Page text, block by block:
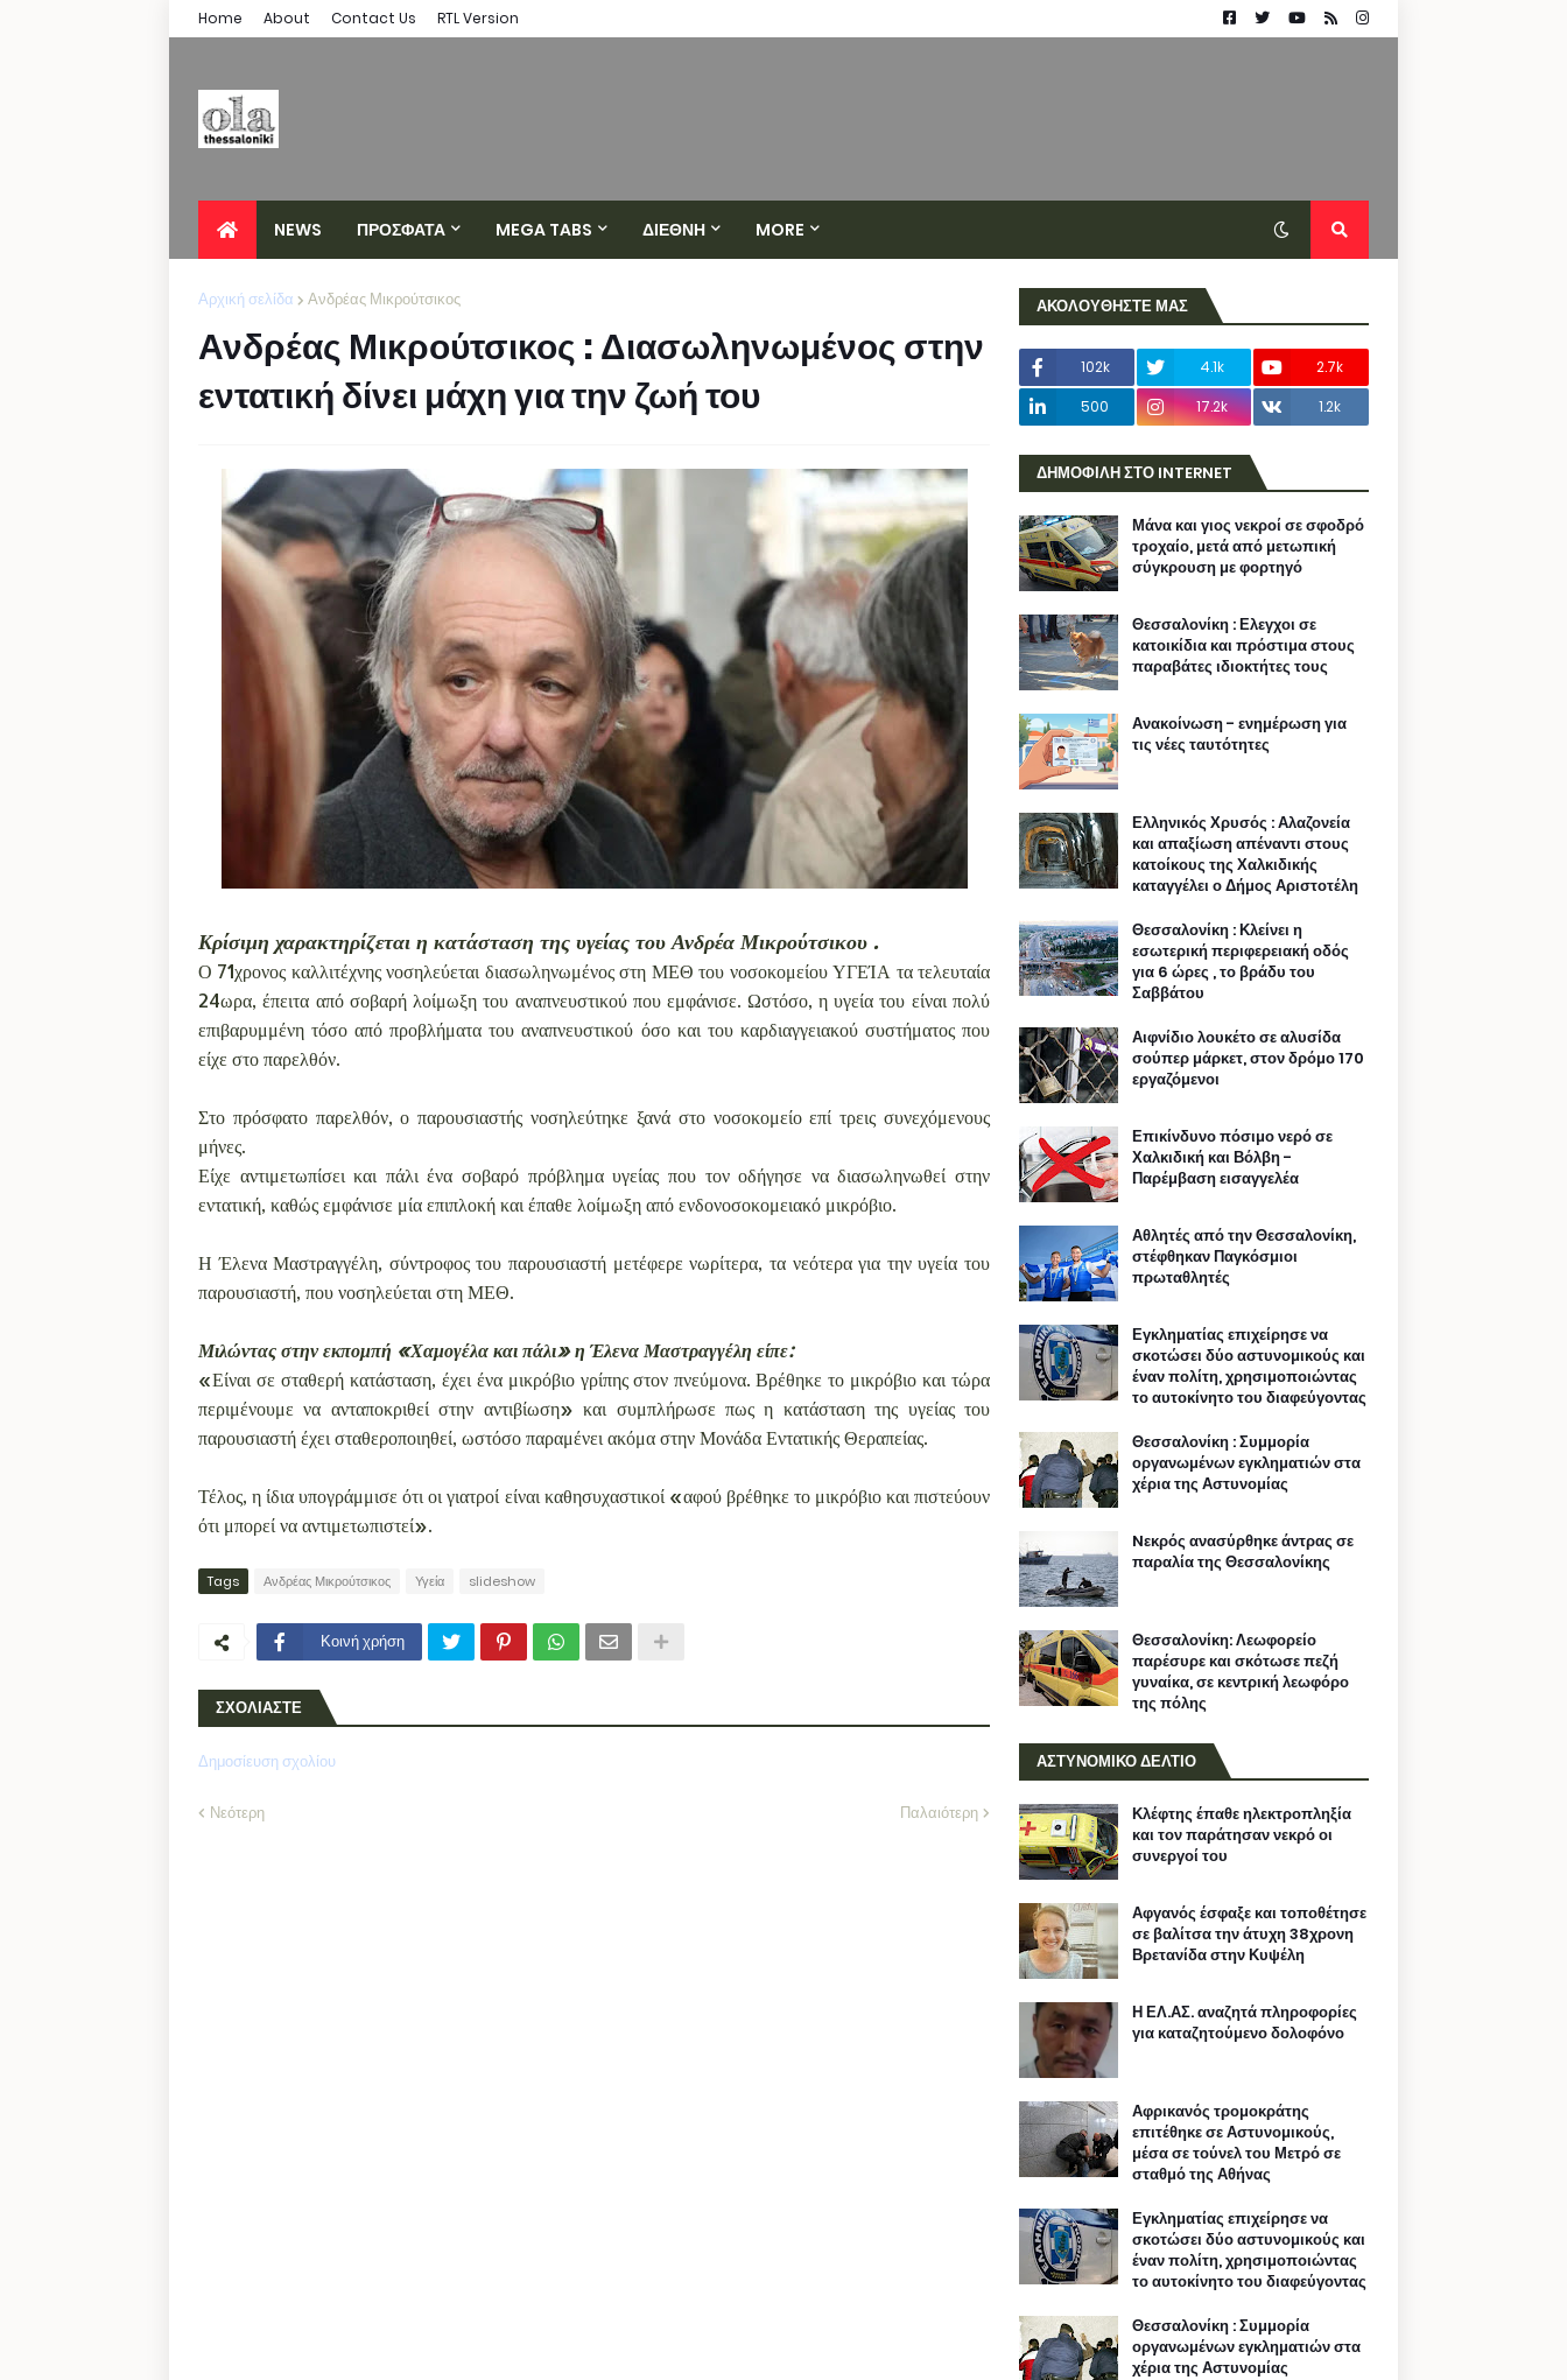
Home About Contact Us RTL Version
NEWS ΠΡΟΣΦΑΤΑ MEGA TABS ΔΙΕΘΝΗ MORE
Αρχική σελίδα Ανδρέας Μικρούτσικος
Ανδρέας Μικρούτσικος : Διασωληνωμένος στην
εντατική δίνει μάχη για την ζωή του
Κρίσιμη χαρακτηρίζεται η κατάσταση της υγείας του Ανδρέα Μικρούτσικου .
Ο 71χρονος καλλιτέχνης νοσηλεύεται διασωληνωμένος στη ΜΕΘ του νοσοκομείου ΥΓΕΊΑ τα τελευταία
24ωρα, έπειτα από σοβαρή λοίμωξη του αναπνευστικού που εμφάνισε. Ωστόσο, η υγεία του είναι πολύ
επιβαρυμμένη τόσο από προβλήματα του αναπνευστικού όσο και του καρδιαγγειακού συστήματος που
είχε στο παρελθόν.
Στο πρόσφατο παρελθόν, ο παρουσιαστής νοσηλεύτηκε ξανά στο νοσοκομείο επί τρεις συνεχόμενους
μήνες.
Είχε αντιμετωπίσει και πάλι ένα σοβαρό πρόβλημα υγείας που τον οδήγησε να διασωληνωθεί στην
εντατική, καθώς εμφάνισε μία επιπλοκή και έπαθε λοίμωξη από ενδονοσοκομειακό μικρόβιο.
Η Έλενα Μαστραγγέλη, σύντροφος του παρουσιαστή μετέφερε νωρίτερα, τα νεότερα για την υγεία του
παρουσιαστή, που νοσηλεύεται στη ΜΕΘ.
Μιλώντας στην εκπομπή «Χαμογέλα και πάλι» η Έλενα Μαστραγγέλη είπε:
«Είναι σε σταθερή κατάσταση, έχει ένα μικρόβιο γρίπης στον πνεύμονα. Βρέθηκε το μικρόβιο και τώρα
περιμένουμε να ανταποκριθεί στην αντιβίωση» και συμπλήρωσε πως η κατάσταση της υγείας του
παρουσιαστή έχει σταθεροποιηθεί, ωστόσο παραμένει ακόμα στην Μονάδα Εντατικής Θεραπείας.
Τέλος, η ίδια υπογράμμισε ότι οι γιατροί είναι καθησυχαστικοί «αφού βρέθηκε το μικρόβιο και πιστεύουν
ότι μπορεί να αντιμετωπιστεί».
Tags Ανδρέας Μικρούτσικος Υγεία slideshow
Κοινή χρήση
ΣΧΟΛΙΑΣΤΕ
Δημοσίευση σχολίου
Νεότερη Παλαιότερη
ΑΚΟΛΟΥΘΗΣΤΕ ΜΑΣ
102k 4.1k
2.7k
500
17.2k 1.2k
ΔΗΜΟΦΙΛΗ ΣΤΟ INTERNET
Μάνα και γιος νεκροί σε σφοδρό
τροχαίο, μετά από μετωπική
σύγκρουση με φορτηγό
Θεσσαλονίκη : Ελεγχοι σε
κατοικίδια και πρόστιμα στους
παραβάτες ιδιοκτήτες τους
Ανακοίνωση - ενημέρωση για
τις νέες ταυτότητες
Ελληνικός Χρυσός : Αλαζονεία
και απαξίωση απέναντι στους
κατοίκους της Χαλκιδικής
καταγγέλει ο Δήμος Αριστοτέλη
Θεσσαλονίκη : Κλείνει η
εσωτερική περιφερειακή οδός
για 6 ώρες , το βράδυ του
Σαββάτου
Αιφνίδιο λουκέτο σε αλυσίδα
σούπερ μάρκετ, στον δρόμο 170
εργαζόμενοι
Επικίνδυνο πόσιμο νερό σε
Χαλκιδική και Βόλβη -
Παρέμβαση εισαγγελέα
Αθλητές από την Θεσσαλονίκη,
στέφθηκαν Παγκόσμιοι
πρωταθλητές
Εγκληματίας επιχείρησε να
σκοτώσει δύο αστυνομικούς και
έναν πολίτη, χρησιμοποιώντας
το αυτοκίνητο του διαφεύγοντας
Θεσσαλονίκη : Συμμορία
οργανωμένων εγκληματιών στα
χέρια της Αστυνομίας
Nεκρός ανασύρθηκε άντρας σε
παραλία της Θεσσαλονίκης
Θεσσαλονίκη: Λεωφορείο
παρέσυρε και σκότωσε πεζή
γυναίκα, σε κεντρική λεωφόρο
της πόλης
ΑΣΤΥΝΟΜΙΚΟ ΔΕΛΤΙΟ
Κλέφτης έπαθε ηλεκτροπληξία
και τον παράτησαν νεκρό οι
συνεργοί του
Αφγανός έσφαξε και τοποθέτησε
σε βαλίτσα την άτυχη 38χρονη
Βρετανίδα στην Κυψέλη
Η ΕΛ.ΑΣ. αναζητά πληροφορίες
για καταζητούμενο δολοφόνο
Αφρικανός τρομοκράτης
επιτέθηκε σε Αστυνομικούς,
μέσα σε τούνελ του Μετρό σε
σταθμό της Αθήνας
Εγκληματίας επιχείρησε να
σκοτώσει δύο αστυνομικούς και
έναν πολίτη, χρησιμοποιώντας
το αυτοκίνητο του διαφεύγοντας
Θεσσαλονίκη : Συμμορία
οργανωμένων εγκληματιών στα
χέρια της Αστυνομίας